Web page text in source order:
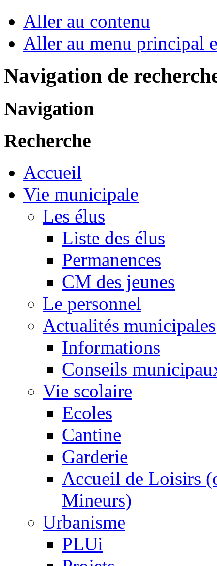
Aller au contenu
Aller au menu principal
Navigation de
Navigation
Recherche
Accueil
Vie municipale
Les élus
Liste des élus
Permanences
CM des jeunes
Le personnel
Actualités municipales
Informations
Conseils
Vie scolaire
Ecoles
Cantine
Garderie
Accueil de Loisirs
Mineurs)
Urbanisme
PLUi